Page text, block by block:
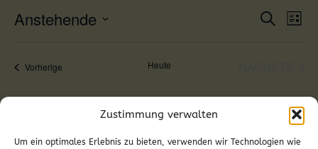
Zustimmung verwalten
Um ein optimales Erlebnis zu bieten, verwenden wir Technologien wie
SUCHE
LISTE
Anstehende
VorherigeVeranstaltungen Heute
KALENDER ABONNIEREN